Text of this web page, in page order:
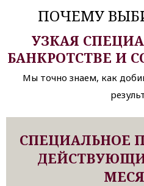
ПОЧЕМУ
УЗКАЯ
БАНКРОТСТВЕ И
Мы точно знаем, как
СПЕЦИАЛЬНОЕ